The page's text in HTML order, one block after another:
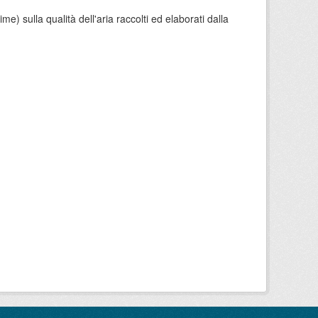
sulla qualità dell'aria raccolti ed elaborati dalla